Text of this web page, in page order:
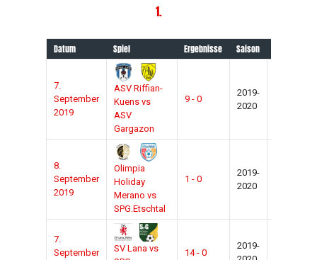
1.
Datum Spiel Ergebnisse Saison
7.
September
2019
ASV Riffian-
Kuens vs
ASV
Gargazon
9 - 0
2019-
2020
8.
September
2019
Olimpia
Holiday
Merano vs
SPG.Etschtal
1 - 0
2019-
2020
7.
September
SV Lana vs
14 - 0
2019-